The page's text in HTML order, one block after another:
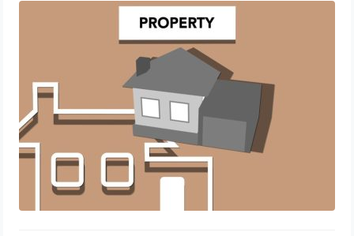
Optimisez votre rentabilité grâce au
cashflow immobilier
24 juillet 2026